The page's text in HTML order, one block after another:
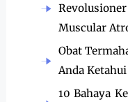
Muscular
Obat
Anda Ketahui
10 Bahaya